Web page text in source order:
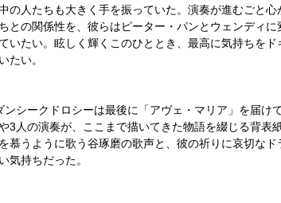
の人たちも大きく手を振っていた。演奏が進むごと
との関係性を、彼らはピーター・パンとウェンディ
たい。眩しく輝くこのひととき、最高に気持ちをド
たい。
シークドロシーは最後に「アヴェ・マリア」を届け
3 人の演奏が、ここまで描いてきた物語を綴じる背表
うように歌う谷琢磨の歌声と、彼の祈りに哀切なド
気持ちだった。